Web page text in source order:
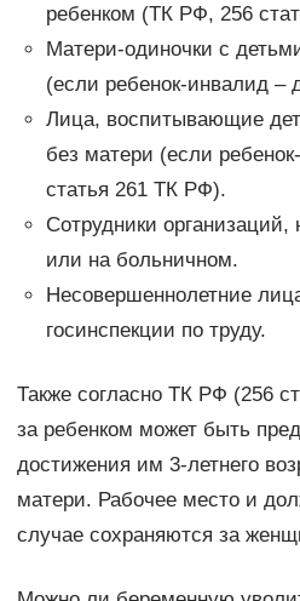
ребенком (ТК РФ, 256
Матери-одиночки с
(если ребенок-инвалид –
Лица, воспитывающие
без матери (если
статья 261 ТК РФ).
Сотрудники
или на больничном.
Несовершеннолетние
госинспекции по труду.
Также согласно ТК РФ (256
за ребенком может быть
достижения им 3-летнего
матери. Рабочее место и
случае сохраняются за